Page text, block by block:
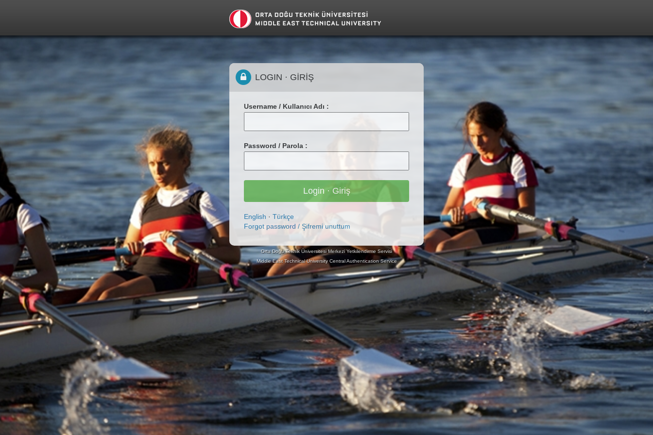
LOGIN · GİRİŞ
Username / Kullanıcı Adı :
Password / Parola :
English · Türkçe
Forgot password / Şifremi unuttum
Orta Doğu Teknik Üniversitesi Merkezi Yetkilendirme Servisi
Middle East Technical University Central Authentication Service